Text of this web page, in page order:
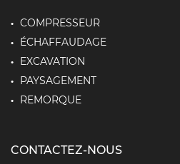
COMPRESSEUR
ÉCHAFFAUDAGE
EXCAVATION
PAYSAGEMENT
REMORQUE
CONTACTEZ-NOUS